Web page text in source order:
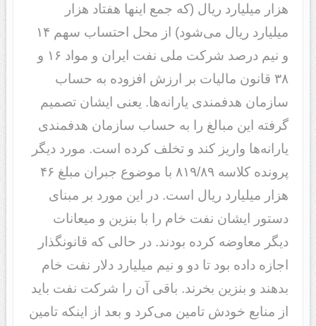
هزار میلیارد ریال (که جمع اینها هفتاد هزار
میلیارد ریال می‌شود) از محل احتساب سهم ١۴
و نیم درصد شرکت ملی نفت ایران و مواد ١۶ و
٣٨ قانون مالیات بر ارزش افزوده به حساب
سازمان هدفمندی یارانه‌ها. یعنی ایشان تصمیم
گرفته این مبالغ را به حساب سازمان هدفمندی
یارانه‌ها واریز کند و تخلف کرده است. مورد دیگر
پرونده کلاسه ٨١٩/٨٩ با موضوع جبران مبلغ ۴۶
هزار میلیارد ریال است. در این مورد بر مبنای
دستور ایشان نفت خام را با بنزین و میعانات
دیگر معاوضه کرده بودند. در حالی که قانونگذار
اجازه داده بود تا دو و نیم میلیارد دلار نفت خام
بدهند و بنزین بخرند. باقی آن را شرکت نفت باید
از منابع خودش تامین می‌کرد و بعد از اینکه تامین